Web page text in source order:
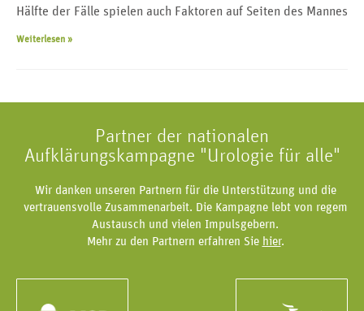
Hälfte der Fälle spielen auch Faktoren auf Seiten des Mannes
Weiterlesen »
Partner der nationalen
Aufklärungskampagne "Urologie für alle"
Wir danken unseren Partnern für die Unterstützung und die
vertrauensvolle Zusammenarbeit. Die Kampagne lebt von regem
Austausch und vielen Impulsgebern.
Mehr zu den Partnern erfahren Sie hier.